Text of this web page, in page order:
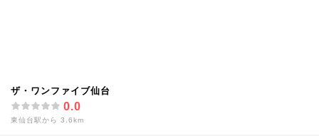
ザ・ワンファイブ仙台
0.0
東仙台駅から 3.6km